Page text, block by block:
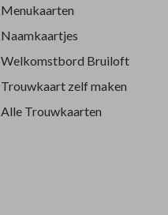
Menukaarten
Naamkaartjes
Welkomstbord Bruiloft
Trouwkaart zelf maken
Alle Trouwkaarten